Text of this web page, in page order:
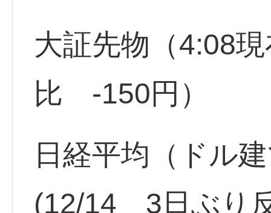
大証先物（4:08
比 -150円）
日経平均（ドル
(12/14 3日ぶり